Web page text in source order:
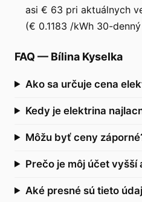
asi € 63 pri aktuálnych
(€ 0.1183 /kWh 30-
FAQ — Bílina Kyselka
Ako sa určuje cena
Kedy je elektrina
Môžu byť ceny
Prečo je môj účet vyšší
Aké presné sú tieto